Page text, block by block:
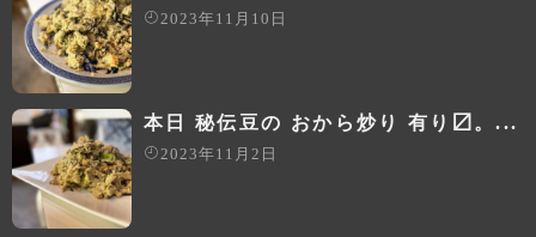
2023年11月10日
本日 秘伝豆の おから炒り 有り〼。...
2023年11月2日